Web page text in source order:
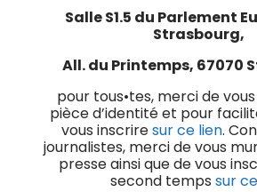
Salle S1.5 du Parlement
Strasbourg,
All. du Printemps, 67070
pour tous•tes, merci de
pièce d’identité et pour
vous inscriresur ce lien.
journalistes, merci de vous
presse ainsi que de vous
second temps sur